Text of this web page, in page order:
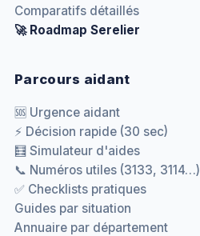
Comparatifs détaillés
🚀 Roadmap Serelier
Parcours aidant
🆘 Urgence aidant
⚡ Décision rapide (30 sec)
🧮 Simulateur d'aides
📞 Numéros utiles (3133, 3114…)
✅ Checklists pratiques
Guides par situation
Annuaire par département